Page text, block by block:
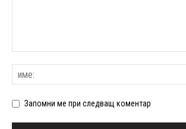
Запомни ме при следващ коментар